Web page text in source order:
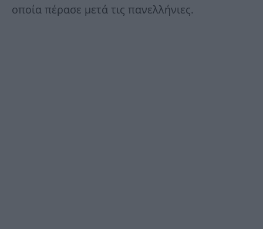
οποία πέρασε μετά τις πανελλήνιες.